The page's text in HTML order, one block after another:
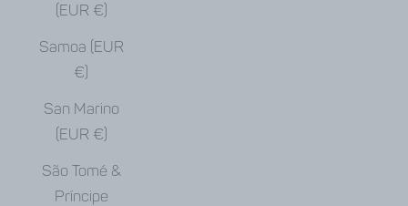
(EUR €)
Samoa (EUR
€)
San Marino
(EUR €)
São Tomé &
Príncipe